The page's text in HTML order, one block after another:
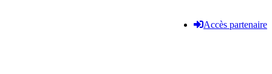
Accès partenaire